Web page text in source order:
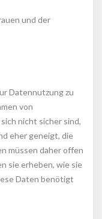
und der
Datennutzung zu
von
nicht sicher sind,
eher geneigt, die
müssen daher offen
sie erheben, wie sie
Daten benötigt